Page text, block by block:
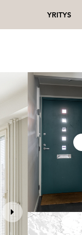
YRITYS